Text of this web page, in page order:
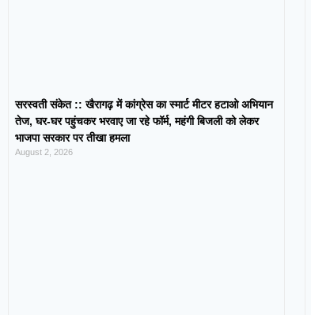
सरस्वती संकेत :: खैरागढ़ में कांग्रेस का स्मार्ट मीटर हटाओ अभियान
तेज, घर-घर पहुंचकर भरवाए जा रहे फॉर्म, महंगी बिजली को लेकर
भाजपा सरकार पर तीखा हमला
August 2, 2026